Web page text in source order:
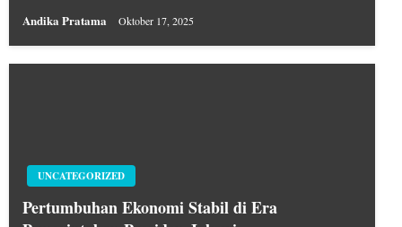
Andika Pratama Oktober 17, 2025
UNCATEGORIZED
Pertumbuhan Ekonomi Stabil di Era